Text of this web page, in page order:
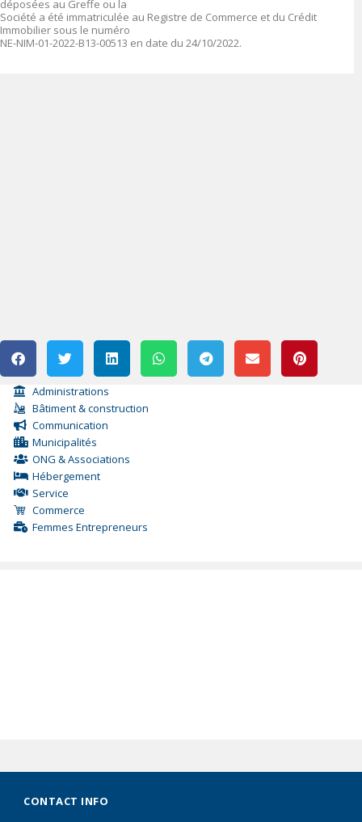
déposées au Greffe ou la
Société a été immatriculée au Registre de Commerce et du Crédit
Immobilier sous le numéro
NE-NIM-01-2022-B13-00513 en date du 24/10/2022.
Administrations
Bâtiment & construction
Communication
Municipalités
ONG & Associations
Hébergement
Service
Commerce
Femmes Entrepreneurs
CONTACT INFO